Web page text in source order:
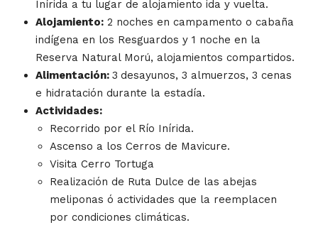
Inírida a tu lugar de alojamiento ida y vuelta.
Alojamiento: 2 noches en campamento o cabaña
indígena en los Resguardos y 1 noche en la
Reserva Natural Morú, alojamientos compartidos.
Alimentación: 3 desayunos, 3 almuerzos, 3 cenas
e hidratación durante la estadía.
Actividades:
Recorrido por el Río Inírida.
Ascenso a los Cerros de Mavicure.
Visita Cerro Tortuga
Realización de Ruta Dulce de las abejas
meliponas ó actividades que la reemplacen
por condiciones climáticas.